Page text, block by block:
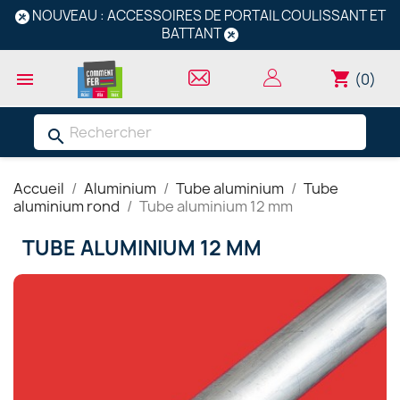
NOUVEAU : ACCESSOIRES DE PORTAIL COULISSANT ET
BATTANT
 shopping_cart (0)
search
Accueil Aluminium Tube aluminium
Tube
aluminium rond
Tube aluminium 12 mm
TUBE ALUMINIUM 12 MM